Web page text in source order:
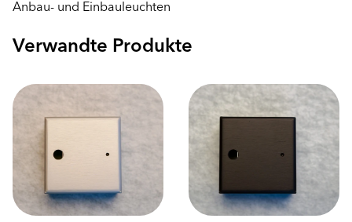
Anbau- und Einbauleuchten
Verwandte Produkte